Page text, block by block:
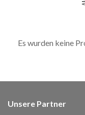
Es wurden keine
Unsere Partner